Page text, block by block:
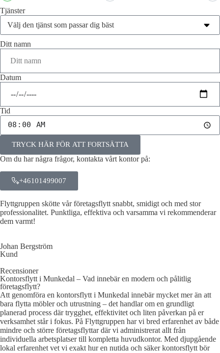
Tjänster
Ditt namn
Datum
Tid
TRYCK HÄR FÖR ATT FORTSÄTTA
Om du har några frågor, kontakta vårt kontor på:
+46101499007
Flyttgruppen skötte vår företagsflytt snabbt, smidigt och med stor
professionalitet. Punktliga, effektiva och varsamma vi rekommenderar
dem varmt!
Johan Bergström
Kund
Recensioner
Kontorsflytt i Munkedal – Vad innebär en modern och pålitlig
företagsflytt?
Att genomföra en kontorsflytt i Munkedal innebär mycket mer än att
bara flytta möbler och utrustning – det handlar om en grundligt
planerad process där trygghet, effektivitet och liten påverkan på er
verksamhet står i fokus. På Flyttgruppen har vi bred erfarenhet av både
mindre och större företagsflyttar där vi administrerat allt från
individuella arbetsplatser till kompletta huvudkontor. Med djupgående
lokal erfarenhet vet vi exakt hur en nutida och säker kontorsflytt bör